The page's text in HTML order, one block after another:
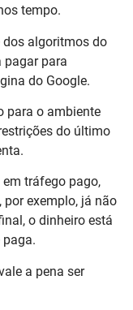
tempo.
dos algoritmos do
pagar para
do Google.
para o ambiente
do último
tráfego pago,
exemplo, já não
o dinheiro está
a pena ser